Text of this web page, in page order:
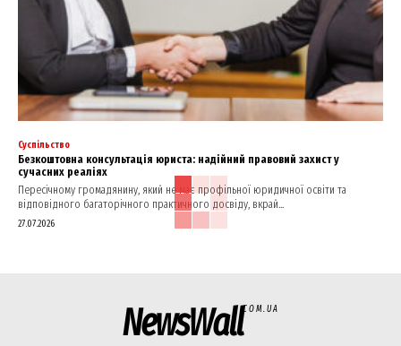
Суспільство
Безкоштовна консультація юриста: надійний правовий захист у
сучасних реаліях
Пересічному громадянину, який не має профільної юридичної освіти та
відповідного багаторічного практичного досвіду, вкрай...
27.07.2026
NewsWallCOM.UA